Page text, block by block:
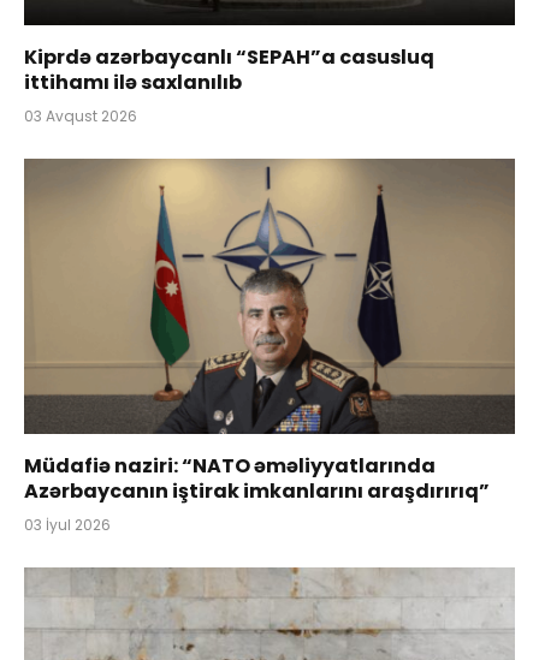
Kiprdə azərbaycanlı “SEPAH”a casusluq
ittihamı ilə saxlanılıb
03 Avqust 2026
Müdafiə naziri: “NATO əməliyyatlarında
Azərbaycanın iştirak imkanlarını araşdırırıq”
03 İyul 2026